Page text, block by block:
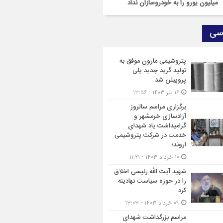
میلیون یورو را به خودروسازان نداد
پتروشیمی مارون موفق به
تولید گرید جدید پلی
پروپیلن شد
برگزاری مراسم سالروز
آزادسازی خرمشهر و
گرامیداشت یاد شهدای
خدمت در شرکت پتروشیمی
اروند؛
شهید آیت الله رئیسی اخلاق
را در حوزه سیاست نهادینه
کرد
مراسم بزرگداشت شهدای